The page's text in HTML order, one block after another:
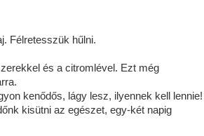
Félretesszük hűlni.
és a citromlével. Ezt még
kenődős, lágy lesz, ilyennek kell lennie!
kisütni az egészet, egy-két napig